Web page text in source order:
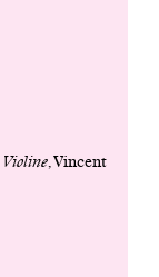
Violine, Vincent